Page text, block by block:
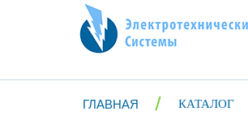
ГЛАВНАЯ КАТАЛОГ